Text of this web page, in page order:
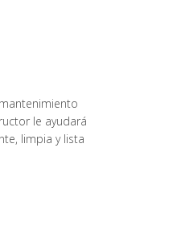
le ayudará
limpia y lista